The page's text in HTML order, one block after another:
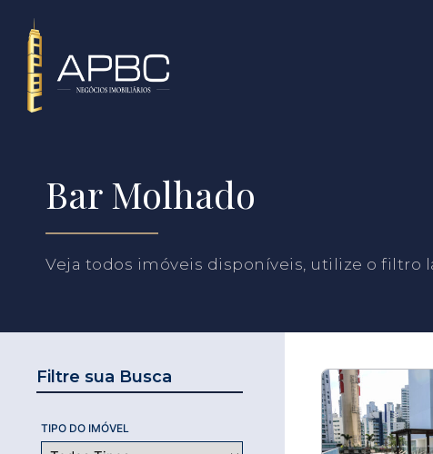
Bar Molhado
Veja todos imóveis disponíveis, utilize o filtro
Filtre sua Busca
TIPO DO IMÓVEL